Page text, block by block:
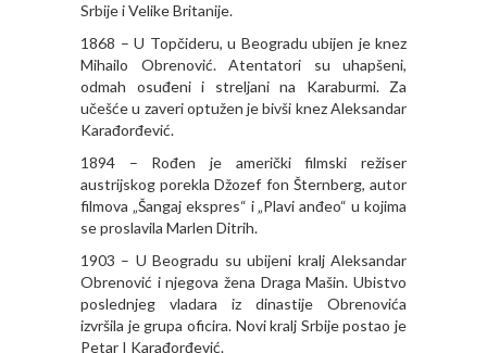
Srbije i Velike Britanije.
1868 – U Topčideru, u Beogradu ubijen je knez
Mihailo Obrenović. Atentatori su uhapšeni,
odmah osuđeni i streljani na Karaburmi. Za
učešće u zaveri optužen je bivši knez Aleksandar
Karađorđević.
1894 – Rođen je američki filmski režiser
austrijskog porekla Džozef fon Šternberg, autor
filmova „Šangaj ekspres“ i „Plavi anđeo“ u kojima
se proslavila Marlen Ditrih.
1903 – U Beogradu su ubijeni kralj Aleksandar
Obrenović i njegova žena Draga Mašin. Ubistvo
poslednjeg vladara iz dinastije Obrenovića
izvršila je grupa oficira. Novi kralj Srbije postao je
Petar I Karađorđević.